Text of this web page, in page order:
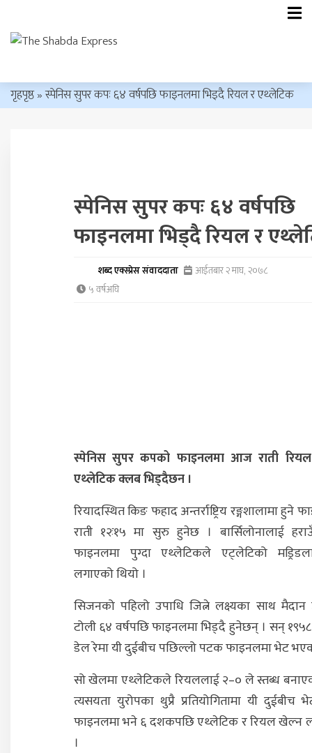
गृहपृष्ठ»स्पेनिस सुपर कपः ६४ वर्षपछि फाइनलमा भिड्दै रियल र एथ्लेटिक
स्पेनिस सुपर कपः ६४ वर्षपछि
फाइनलमा भिड्दै रियल र
शब्द एक्स्प्रेस संवाददाता
आईतबार २ माघ, २०७८
५ वर्षअघि
स्पेनिस सुपर कपको फाइनलमा आज राती रियल
एथ्लेटिक क्लब भिड्दैछन ।
रियादस्थित किङ फहाद अन्तर्राष्ट्रिय रङ्गशालामा
राती १२ः१५ मा सुरु हुनेछ । बार्सिलोनालाई
फाइनलमा पुग्दा एथ्लेटिकले एट्लेटिको
लगाएको थियो ।
सिजनको पहिलो उपाधि जित्ने लक्ष्यका साथ मैदान
टोली ६४ वर्षपछि फाइनलमा भिड्दै हुनेछन् । सन्
डेल रेमा यी दुईबीच पछिल्लो पटक फाइनलमा भेट
सो खेलमा एथ्लेटिकले रियललाई २–० ले स्तब्ध
त्यसयता युरोपका थुप्रै प्रतियोगितामा यी दुईबीच
फाइनलमा भने ६ दशकपछि एथ्लेटिक र रियल खेल्न
।